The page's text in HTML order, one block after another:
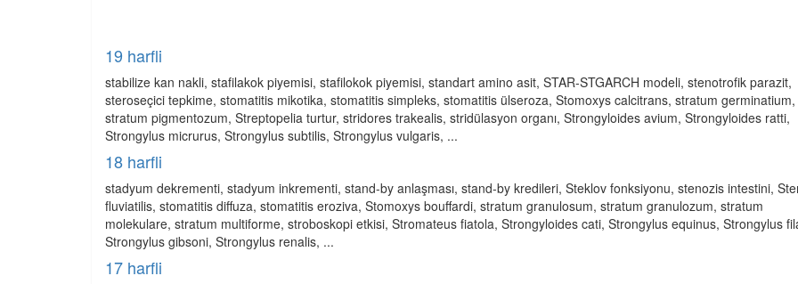
19 harfli
stabilize kan nakli, stafilakok piyemisi, stafilokok piyemisi, standart amino asit, STAR-STGARCH modeli, stenotrofik parazit,
steroseçici tepkime, stomatitis mikotika, stomatitis simpleks, stomatitis ülseroza, Stomoxys calcitrans, stratum germinatium,
stratum pigmentozum, Streptopelia turtur, stridores trakealis, stridülasyon organı, Strongyloides avium, Strongyloides ratti,
Strongylus micrurus, Strongylus subtilis, Strongylus vulgaris, ...
18 harfli
stadyum dekrementi, stadyum inkrementi, stand-by anlaşması, stand-by kredileri, Steklov fonksiyonu, stenozis intestini,
fluviatilis, stomatitis diffuza, stomatitis eroziva, Stomoxys bouffardi, stratum granulosum, stratum granulozum, stratum
molekulare, stratum multiforme, stroboskopi etkisi, Stromateus fiatola, Strongyloides cati, Strongylus equinus, Strongylus
Strongylus gibsoni, Strongylus renalis, ...
17 harfli